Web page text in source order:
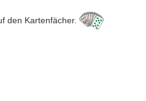
den Kartenfächer.